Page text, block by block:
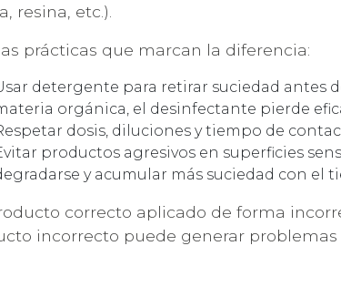
resina, etc.).
prácticas que marcan la diferencia:
detergente para retirar suciedad antes
orgánica, el desinfectante pierde
dosis, diluciones y tiempo de
productos agresivos en superficies
y acumular más suciedad con el
correcto aplicado de forma
incorrecto puede generar